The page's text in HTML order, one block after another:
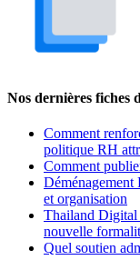
Nos dernières fiches
Comment
politique RH
Comment
Déménagement
et organisation
Thailand
nouvelle
Quel soutien